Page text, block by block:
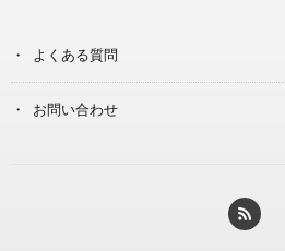
よくある質問
お問い合わせ